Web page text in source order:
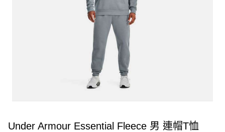
Under Armour Essential Fleece 男 連帽T恤